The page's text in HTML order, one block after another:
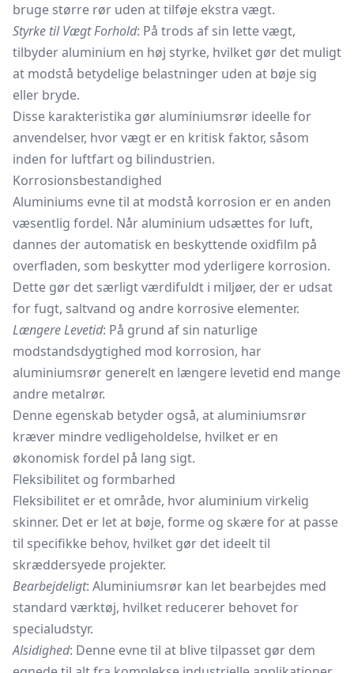
bruge større rør uden at tilføje ekstra vægt.
Styrke til Vægt Forhold: På trods af sin lette vægt,
tilbyder aluminium en høj styrke, hvilket gør det muligt
at modstå betydelige belastninger uden at bøje sig
eller bryde.
Disse karakteristika gør aluminiumsrør ideelle for
anvendelser, hvor vægt er en kritisk faktor, såsom
inden for luftfart og bilindustrien.
Korrosionsbestandighed
Aluminiums evne til at modstå korrosion er en anden
væsentlig fordel. Når aluminium udsættes for luft,
dannes der automatisk en beskyttende oxidfilm på
overfladen, som beskytter mod yderligere korrosion.
Dette gør det særligt værdifuldt i miljøer, der er udsat
for fugt, saltvand og andre korrosive elementer.
Længere Levetid: På grund af sin naturlige
modstandsdygtighed mod korrosion, har
aluminiumsrør generelt en længere levetid end mange
andre metalrør.
Denne egenskab betyder også, at aluminiumsrør
kræver mindre vedligeholdelse, hvilket er en
økonomisk fordel på lang sigt.
Fleksibilitet og formbarhed
Fleksibilitet er et område, hvor aluminium virkelig
skinner. Det er let at bøje, forme og skære for at passe
til specifikke behov, hvilket gør det ideelt til
skræddersyede projekter.
Bearbejdeligt: Aluminiumsrør kan let bearbejdes med
standard værktøj, hvilket reducerer behovet for
specialudstyr.
Alsidighed: Denne evne til at blive tilpasset gør dem